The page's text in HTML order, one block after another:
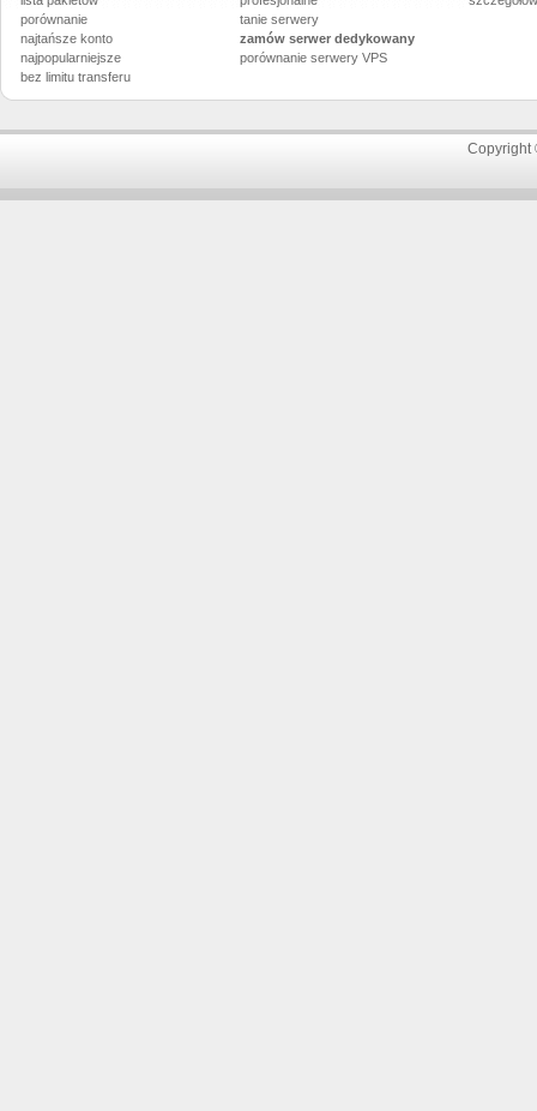
porównanie
najtańsze konto
najpopularniejsze
bez limitu transferu
tanie serwery
zamów serwer dedykowany
porównanie serwery VPS
Copyright